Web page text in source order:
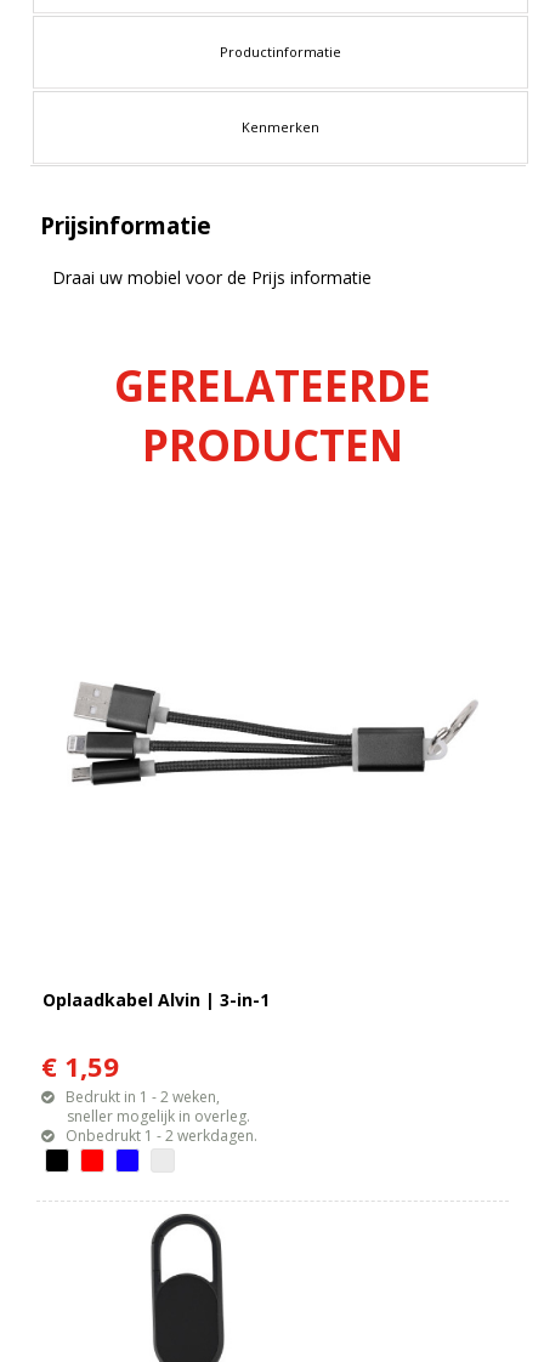
Productinformatie
Kenmerken
Prijsinformatie
Draai uw mobiel voor de Prijs informatie
GERELATEERDE
PRODUCTEN
Oplaadkabel Alvin | 3-in-1
€ 1,59
Bedrukt in 1 - 2 weken,
sneller mogelijk in overleg.
Onbedrukt 1 - 2 werkdagen.